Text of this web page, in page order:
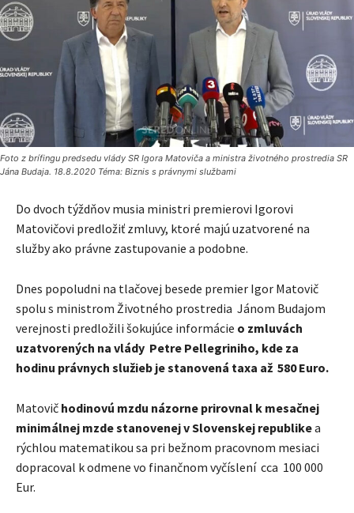
Foto z brífingu predsedu vlády SR Igora Matoviča a ministra životného prostredia SR
Jána Budaja. 18.8.2020 Téma: Biznis s právnymi službami
Do dvoch týždňov musia ministri premierovi Igorovi
Matovičovi predložiť zmluvy, ktoré majú uzatvorené na
služby ako právne zastupovanie a podobne.
Dnes popoludni na tlačovej besede premier Igor Matovič
spolu s ministrom Životného prostredia Jánom Budajom
verejnosti predložili šokujúce informácie o zmluvách
uzatvorených na vlády Petre Pellegriniho, kde za
hodinu právnych služieb je stanovená taxa až 580 Euro.
Matovič hodinovú mzdu názorne prirovnal k mesačnej
minimálnej mzde stanovenej v Slovenskej republikea
rýchlou matematikou sa pri bežnom pracovnom mesiaci
dopracoval k odmene vo finančnom vyčíslení cca 100 000
Eur.